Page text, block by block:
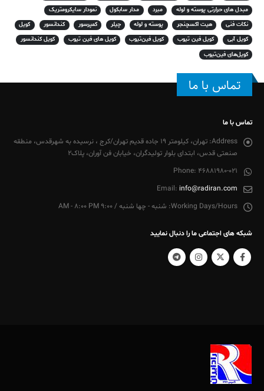
مبدل های حرارتی پوسته و لوله
مبرد مدار سابکول
نمودار سایکرومتریک
نکات فنی
هیت اکسچنجر پوسته و لوله چیلر کمپرسور کندانسور
کویل
کویل آبی
کویل فین تیوب کویل فین‌تیوب کویل های فین تیوب
کویل کندانسور
کویل‌های فین‌تیوب
تماس با ما
تماس با ما
Address:
تهران، کیلومتر 19 جاده قدیم تهران/کرج ، نرسیده به شهرقدس، منطقه
صنعتی قدس، ابتدای بلوار تولیدگران، خیابان فن آوران، پلاک2
Phone: 46881980-021
Email: info@radiran.com
Working Days/Hours: شنبه - چها شنبه / 9:00 AM - 8:00 PM
شبکه های اجتماعی ما را دنبال نمایید